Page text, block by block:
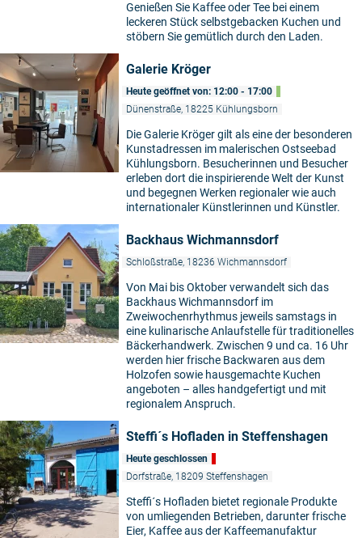
Genießen Sie Kaffee oder Tee bei einem
leckeren Stück selbstgebacken Kuchen und
stöbern Sie gemütlich durch den Laden.
Galerie Kröger
Heute geöffnet von: 12:00 - 17:00
Dünenstraße, 18225 Kühlungsborn
Die Galerie Kröger gilt als eine der besonderen
Kunstadressen im malerischen Ostseebad
Kühlungsborn. Besucherinnen und Besucher
erleben dort die inspirierende Welt der Kunst
und begegnen Werken regionaler wie auch
internationaler Künstlerinnen und Künstler.
Backhaus Wichmannsdorf
Schloßstraße, 18236 Wichmannsdorf
Von Mai bis Oktober verwandelt sich das
Backhaus Wichmannsdorf im
Zweiwochenrhythmus jeweils samstags in
eine kulinarische Anlaufstelle für traditionelles
Bäckerhandwerk. Zwischen 9 und ca. 16 Uhr
werden hier frische Backwaren aus dem
Holzofen sowie hausgemachte Kuchen
angeboten – alles handgefertigt und mit
regionalem Anspruch.
Steffi´s Hofladen in Steffenshagen
Heute geschlossen
Dorfstraße, 18209 Steffenshagen
Steffi´s Hofladen bietet regionale Produkte
von umliegenden Betrieben, darunter frische
Eier, Kaffee aus der Kaffeemanufaktur